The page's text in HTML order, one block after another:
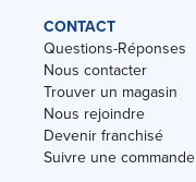
CONTACT
Questions-Réponses
Nous contacter
Trouver un magasin
Nous rejoindre
Devenir franchisé
Suivre une commande